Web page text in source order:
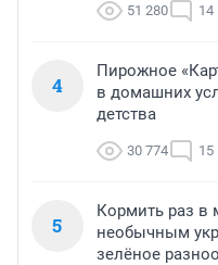
51 280 14
4
Пирожное
в домашних
детства
30 774 15
5
Кормить раз
необычным
зелёное